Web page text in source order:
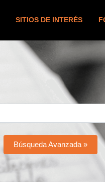
SITIOS DE INTERÉS
Búsqueda Avanzada »